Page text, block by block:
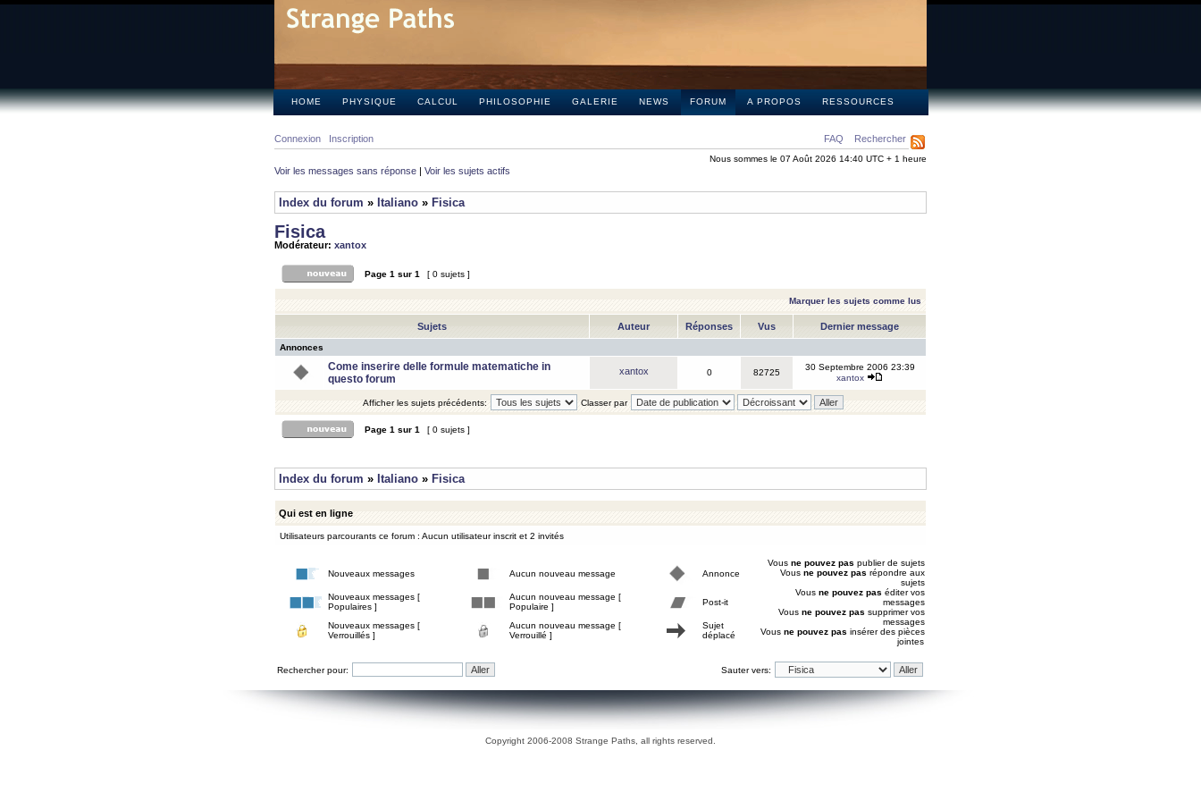
HOME PHYSIQUE CALCUL PHILOSOPHIE GALERIE NEWS FORUM A PROPOS RESSOURCES
FAQ Rechercher
Connexion Inscription
Nous sommes le 07 Août 2026 14:40 UTC + 1 heure
Voir les messages sans réponse | Voir les sujets actifs
Index du forum » Italiano » Fisica
Fisica
Modérateur: xantox
Page 1 sur 1 [ 0 sujets ]
Marquer les sujets comme lus
Sujets Auteur Réponses Vus Dernier message
Annonces
Come inserire delle formule matematiche in
questo forum
xantox 0 82725
30 Septembre 2006 23:39
xantox
Afficher les sujets précédents: Classer par
Page 1 sur 1 [ 0 sujets ]
Index du forum » Italiano » Fisica
Qui est en ligne
Utilisateurs parcourants ce forum : Aucun utilisateur inscrit et 2 invités
Nouveaux messages Aucun nouveau message Annonce
Nouveaux messages [
Populaires ]
Aucun nouveau message [
Populaire ]
Post-it
Nouveaux messages [
Verrouillés ]
Aucun nouveau message [
Verrouillé ]
Sujet
déplacé
Vous ne pouvez pas publier de sujets
Vous ne pouvez pas répondre aux
sujets
Vous ne pouvez pas éditer vos
messages
Vous ne pouvez pas supprimer vos
messages
Vous ne pouvez pas insérer des pièces
jointes
Rechercher pour: Sauter vers:
Copyright 2006-2008 Strange Paths, all rights reserved.